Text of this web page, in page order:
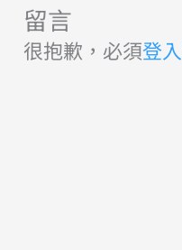
留言
很抱歉，必須登入